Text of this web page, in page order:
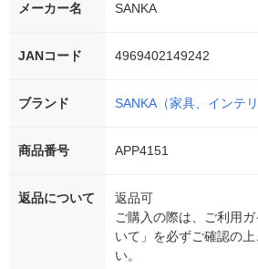
メーカー名 SANKA
JANコード 4969402149242
ブランド SANKA（家具、インテリ
商品番号 APP4151
返品について
返品可
ご購入の際は、ご利用
いて」を必ずご確認の
い。